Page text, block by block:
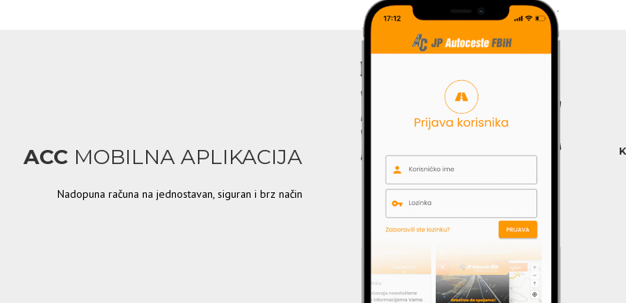
ACC MOBILNA APLIKACIJA
Nadopuna računa na jednostavan, siguran i brz način